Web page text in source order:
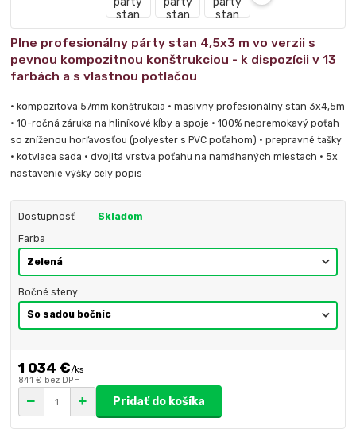
Plne profesionálny párty stan 4,5x3 m vo verzii s
pevnou kompozitnou konštrukciou - k dispozícii v 13
farbách a s vlastnou potlačou
• kompozitová 57mm konštrukcia • masívny profesionálny stan 3x4,5m
• 10-ročná záruka na hliníkové kĺby a spoje • 100% nepremokavý poťah
so zníženou horľavosťou (polyester s PVC poťahom) • prepravné tašky
• kotviaca sada • dvojitá vrstva poťahu na namáhaných miestach • 5x
nastavenie výškycelý popis
Dostupnosť Skladom
Farba
Bočné steny
1 034 €/ks
841 € bez DPH
Pridať do košíka